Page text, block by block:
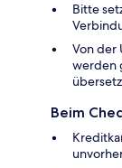
Bitte
Von der
werden
Beim